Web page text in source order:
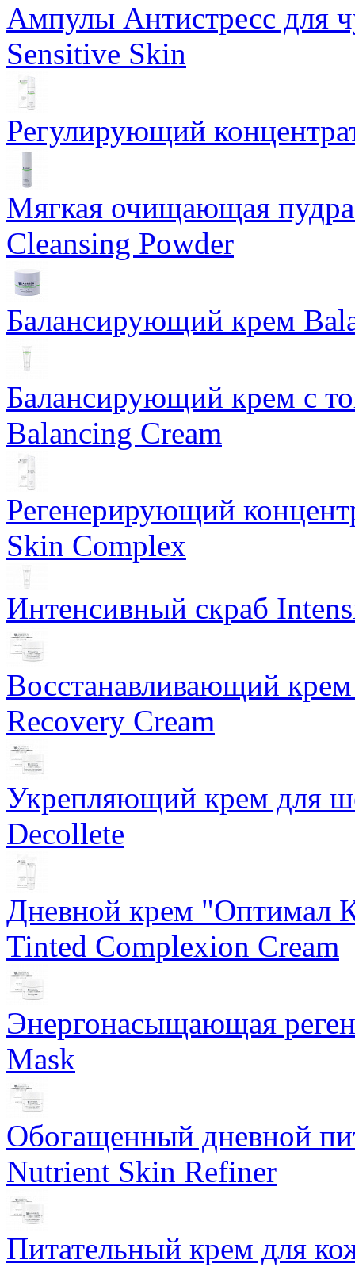
Ампулы Антистресс для
Sensitive Skin
Регулирующий
Мягкая очищающая
Cleansing Powder
Балансирующий крем
Балансирующий крем с
Balancing Cream
Регенерирующий
Skin Complex
Интенсивный скраб
Восстанавливающий
Recovery Cream
Укрепляющий крем для
Decollete
Дневной крем "Оптимал
Tinted Complexion Cream
Энергонасыщающая
Mask
Обогащенный дневной
Nutrient Skin Refiner
Питательный крем для